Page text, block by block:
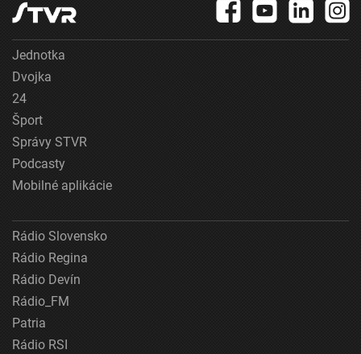
Jednotka
Dvojka
24
Šport
Správy STVR
Podcasty
Mobilné aplikácie
Rádio Slovensko
Rádio Regina
Rádio Devín
Rádio_FM
Patria
Rádio RSI